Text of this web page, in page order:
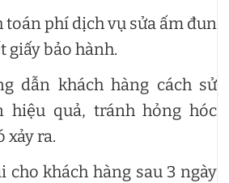
toán phí dịch vụ sửa ấm đun
giấy bảo hành.
dẫn khách hàng cách sử
hiệu quả, tránh hỏng hóc
xảy ra.
cho khách hàng sau 3 ngày